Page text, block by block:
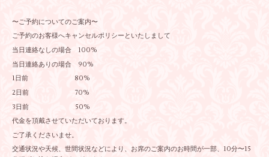
〜ご予約についてのご案内〜
ご予約のお客様へキャンセルポリシーといたしまして
当日連絡なしの場合 100%
当日連絡ありの場合 90%
1日前 80%
2日前 70%
3日前 50%
代金を頂戴させていただいております。
ご了承くださいませ。
交通状況や天候、世間状況などにより、お席のご案内のお時間が一部、10分〜15